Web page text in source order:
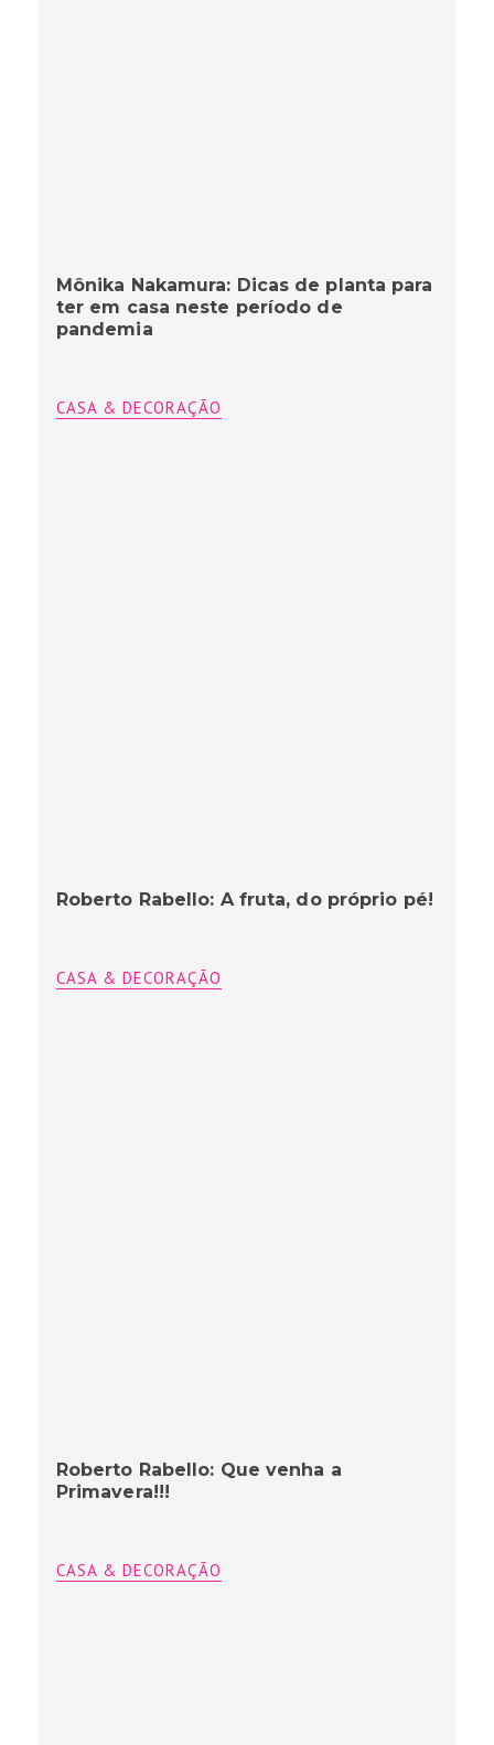
Mônika Nakamura: Dicas de planta para
ter em casa neste período de
pandemia
CASA & DECORAÇÃO
Roberto Rabello: A fruta, do próprio pé!
CASA & DECORAÇÃO
Roberto Rabello: Que venha a
Primavera!!!
CASA & DECORAÇÃO